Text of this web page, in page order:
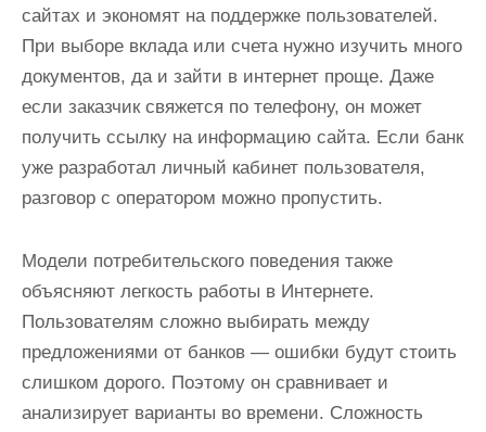
сайтах и ​​экономят на поддержке пользователей.
При выборе вклада или счета нужно изучить много
документов, да и зайти в интернет проще. Даже
если заказчик свяжется по телефону, он может
получить ссылку на информацию сайта. Если банк
уже разработал личный кабинет пользователя,
разговор с оператором можно пропустить.
Модели потребительского поведения также
объясняют легкость работы в Интернете.
Пользователям сложно выбирать между
предложениями от банков — ошибки будут стоить
слишком дорого. Поэтому он сравнивает и
анализирует варианты во времени. Сложность